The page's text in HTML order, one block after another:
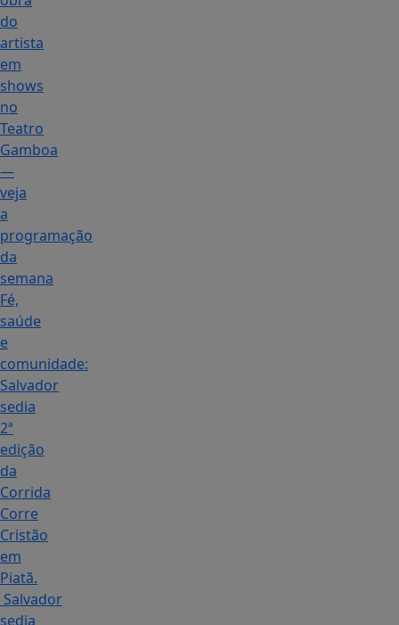
do
artista
em
shows
no
Teatro
Gamboa
—
veja
a
programação
da
semana
Fé,
saúde
e
comunidade:
Salvador
sedia
2ª
edição
da
Corrida
Corre
Cristão
em
Piatã.
Salvador
sedia